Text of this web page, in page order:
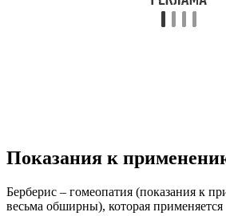
Показания к
Берберис – гомеопатия (показания к
весьма обширны), которая применяется